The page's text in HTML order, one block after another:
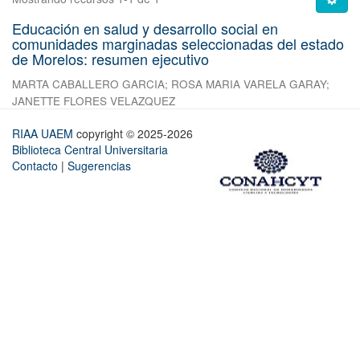
Educación en salud y desarrollo social en
comunidades marginadas seleccionadas del estado
de Morelos: resumen ejecutivo
MARTA CABALLERO GARCIA; ROSA MARIA VARELA GARAY;
JANETTE FLORES VELAZQUEZ
RIAA UAEM copyright © 2025-2026
Biblioteca Central Universitaria
Contacto | Sugerencias